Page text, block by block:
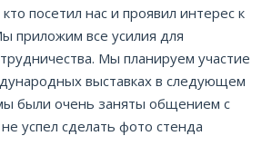
посетил нас и проявил интерес к
приложим все усилия для
Мы планируем участие
выставках в следующем
мы были очень заняты общением с
успел сделать фото стенда